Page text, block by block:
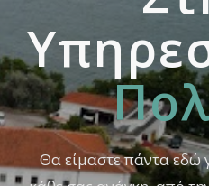
Θα είμαστε πάντα εδώ